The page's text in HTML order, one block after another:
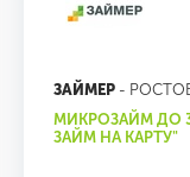
ЗАЙМЕР -
МИКРОЗАЙМ ДО
ЗАЙМ НА КАРТУ"